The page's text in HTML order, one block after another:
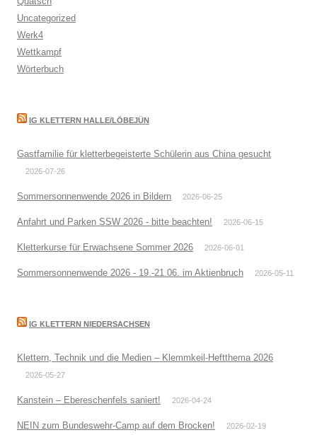
Uncategorized
Werk4
Wettkampf
Wörterbuch
IG KLETTERN HALLE/LÖBEJÜN
Gastfamilie für kletterbegeisterte Schülerin aus China gesucht
2026-07-26
Sommersonnenwende 2026 in Bildern 2026-06-25
Anfahrt und Parken SSW 2026 - bitte beachten! 2026-06-15
Kletterkurse für Erwachsene Sommer 2026 2026-06-01
Sommersonnenwende 2026 - 19.-21.06. im Aktienbruch 2026-05-11
IG KLETTERN NIEDERSACHSEN
Klettern, Technik und die Medien – Klemmkeil-Heftthema 2026
2026-05-27
Kanstein – Ebereschenfels saniert! 2026-04-24
NEIN zum Bundeswehr-Camp auf dem Brocken! 2026-02-19